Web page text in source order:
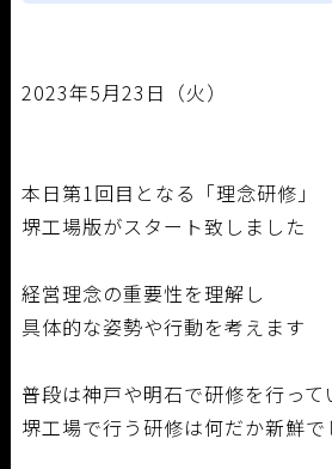
2023年5月23日（火）
本日第1回目となる「理念研修」
堺工場版がスタート致しました
経営理念の重要性を理解し
具体的な姿勢や行動を考えます
普段は神戸や明石で研修を行って
堺工場で行う研修は何だか新鮮で